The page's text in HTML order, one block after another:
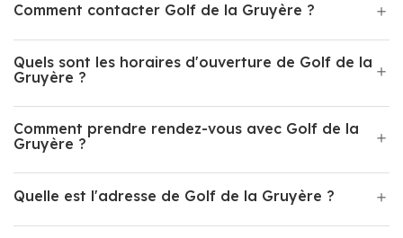
Comment contacter Golf de la Gruyère ?
Quels sont les horaires d'ouverture de Golf de la
Gruyère ?
Comment prendre rendez-vous avec Golf de la
Gruyère ?
Quelle est l'adresse de Golf de la Gruyère ?